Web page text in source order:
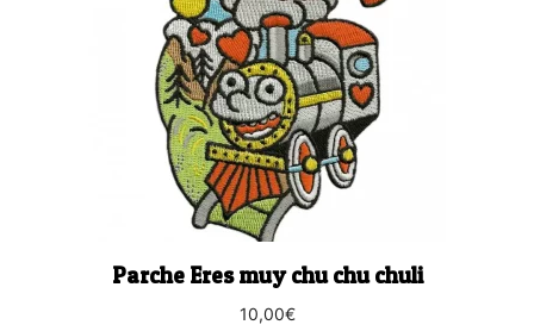
Parche Eres muy chu chu chuli
10,00€